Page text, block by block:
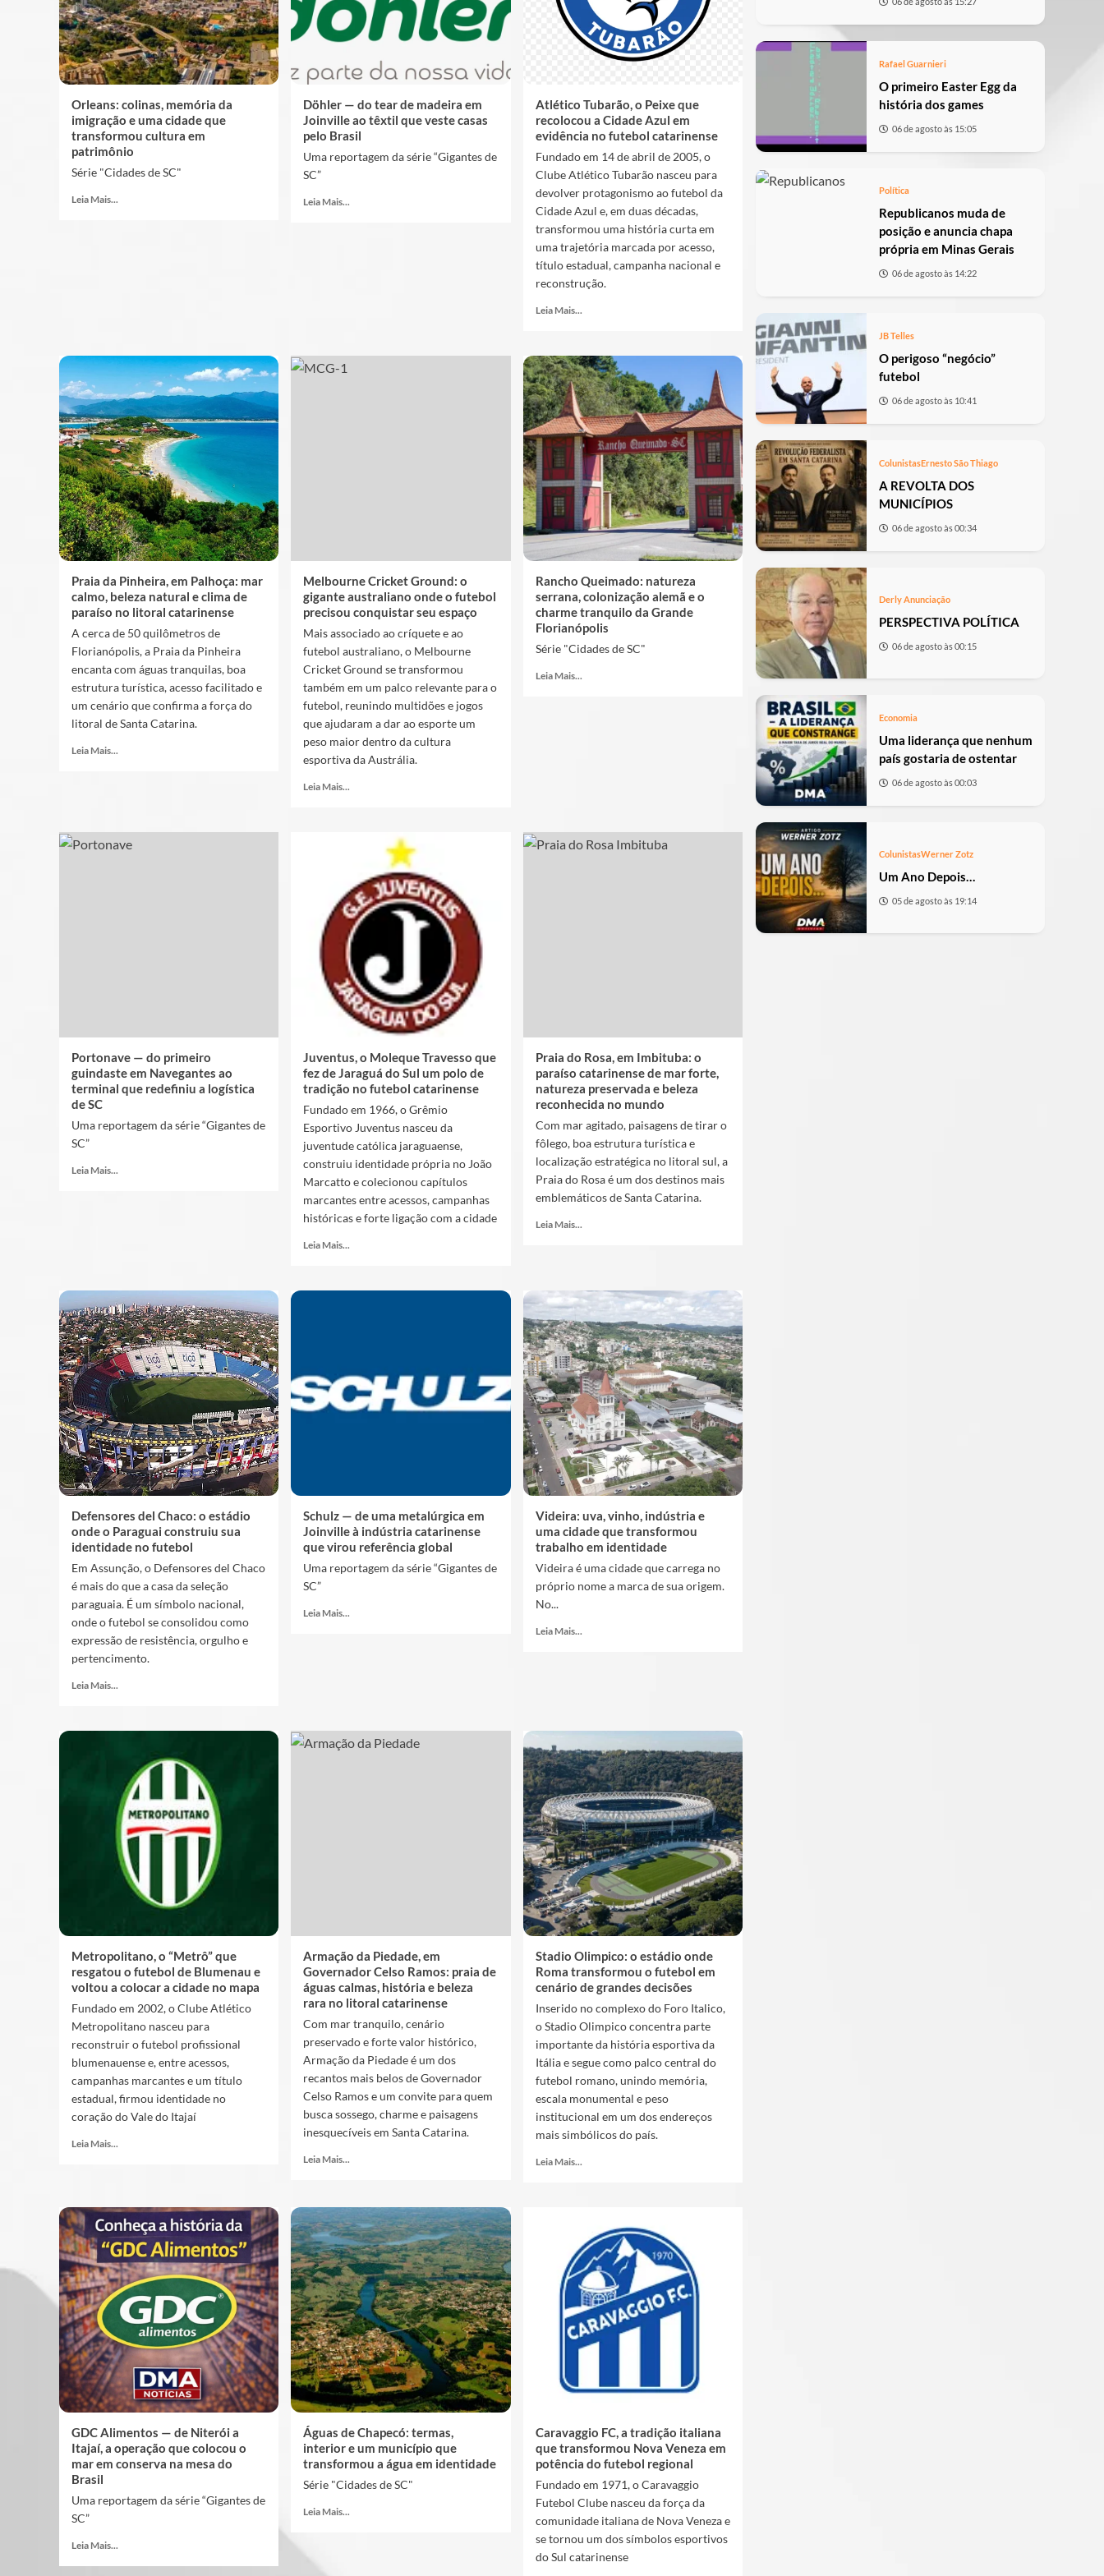
Orleans: colinas, memória da
imigração e uma cidade que
transformou cultura em
patrimônio
Série "Cidades de SC"
Leia Mais...
Döhler — do tear de madeira em
Joinville ao têxtil que veste casas
pelo Brasil
Uma reportagem da série “Gigantes de
SC”
Leia Mais...
Atlético Tubarão, o Peixe que
recolocou a Cidade Azul em
evidência no futebol catarinense
Fundado em 14 de abril de 2005, o
Clube Atlético Tubarão nasceu para
devolver protagonismo ao futebol da
Cidade Azul e, em duas décadas,
transformou uma história curta em
uma trajetória marcada por acesso,
título estadual, campanha nacional e
reconstrução.
Leia Mais...
Praia da Pinheira, em Palhoça: mar
calmo, beleza natural e clima de
paraíso no litoral catarinense
A cerca de 50 quilômetros de
Florianópolis, a Praia da Pinheira
encanta com águas tranquilas, boa
estrutura turística, acesso facilitado e
um cenário que confirma a força do
litoral de Santa Catarina.
Leia Mais...
Melbourne Cricket Ground: o
gigante australiano onde o futebol
precisou conquistar seu espaço
Mais associado ao críquete e ao
futebol australiano, o Melbourne
Cricket Ground se transformou
também em um palco relevante para o
futebol, reunindo multidões e jogos
que ajudaram a dar ao esporte um
peso maior dentro da cultura
esportiva da Austrália.
Leia Mais...
Rancho Queimado: natureza
serrana, colonização alemã e o
charme tranquilo da Grande
Florianópolis
Série "Cidades de SC"
Leia Mais...
Portonave — do primeiro
guindaste em Navegantes ao
terminal que redefiniu a logística
de SC
Uma reportagem da série “Gigantes de
SC”
Leia Mais...
Juventus, o Moleque Travesso que
fez de Jaraguá do Sul um polo de
tradição no futebol catarinense
Fundado em 1966, o Grêmio
Esportivo Juventus nasceu da
juventude católica jaraguaense,
construiu identidade própria no João
Marcatto e colecionou capítulos
marcantes entre acessos, campanhas
históricas e forte ligação com a cidade
Leia Mais...
Praia do Rosa, em Imbituba: o
paraíso catarinense de mar forte,
natureza preservada e beleza
reconhecida no mundo
Com mar agitado, paisagens de tirar o
fôlego, boa estrutura turística e
localização estratégica no litoral sul, a
Praia do Rosa é um dos destinos mais
emblemáticos de Santa Catarina.
Leia Mais...
Defensores del Chaco: o estádio
onde o Paraguai construiu sua
identidade no futebol
Em Assunção, o Defensores del Chaco
é mais do que a casa da seleção
paraguaia. É um símbolo nacional,
onde o futebol se consolidou como
expressão de resistência, orgulho e
pertencimento.
Leia Mais...
Schulz — de uma metalúrgica em
Joinville à indústria catarinense
que virou referência global
Uma reportagem da série “Gigantes de
SC”
Leia Mais...
Videira: uva, vinho, indústria e
uma cidade que transformou
trabalho em identidade
Videira é uma cidade que carrega no
próprio nome a marca de sua origem.
No...
Leia Mais...
Metropolitano, o “Metrô” que
resgatou o futebol de Blumenau e
voltou a colocar a cidade no mapa
Fundado em 2002, o Clube Atlético
Metropolitano nasceu para
reconstruir o futebol profissional
blumenauense e, entre acessos,
campanhas marcantes e um título
estadual, firmou identidade no
coração do Vale do Itajaí
Leia Mais...
Armação da Piedade, em
Governador Celso Ramos: praia de
águas calmas, história e beleza
rara no litoral catarinense
Com mar tranquilo, cenário
preservado e forte valor histórico,
Armação da Piedade é um dos
recantos mais belos de Governador
Celso Ramos e um convite para quem
busca sossego, charme e paisagens
inesquecíveis em Santa Catarina.
Leia Mais...
Stadio Olimpico: o estádio onde
Roma transformou o futebol em
cenário de grandes decisões
Inserido no complexo do Foro Italico,
o Stadio Olimpico concentra parte
importante da história esportiva da
Itália e segue como palco central do
futebol romano, unindo memória,
escala monumental e peso
institucional em um dos endereços
mais simbólicos do país.
Leia Mais...
GDC Alimentos — de Niterói a
Itajaí, a operação que colocou o
mar em conserva na mesa do
Brasil
Uma reportagem da série “Gigantes de
SC”
Leia Mais...
Águas de Chapecó: termas,
interior e um município que
transformou a água em identidade
Série "Cidades de SC"
Leia Mais...
Caravaggio FC, a tradição italiana
que transformou Nova Veneza em
potência do futebol regional
Fundado em 1971, o Caravaggio
Futebol Clube nasceu da força da
comunidade italiana de Nova Veneza e
se tornou um dos símbolos esportivos
do Sul catarinense
Rafael Guarnieri
O primeiro Easter Egg da
história dos games
06 de agosto às 15:05
Política
Republicanos muda de
posição e anuncia chapa
própria em Minas Gerais
06 de agosto às 14:22
JB Telles
O perigoso “negócio”
futebol
06 de agosto às 10:41
ColunistasErnesto São Thiago
A REVOLTA DOS
MUNICÍPIOS
06 de agosto às 00:34
Derly Anunciação
PERSPECTIVA POLÍTICA
06 de agosto às 00:15
Economia
Uma liderança que nenhum
país gostaria de ostentar
06 de agosto às 00:03
ColunistasWerner Zotz
Um Ano Depois…
05 de agosto às 19:14